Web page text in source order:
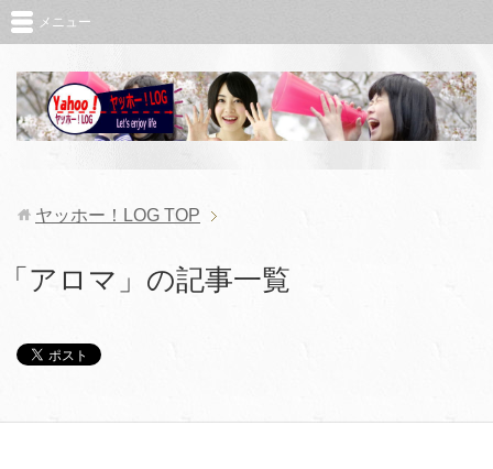
メニュー
ヤッホー！LOG TOP
「アロマ」の記事一覧